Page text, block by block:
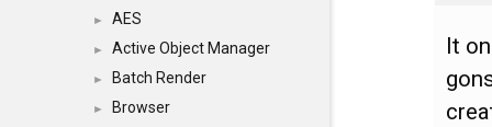
► AES
► Active Object Manager
► Batch Render
► Browser
It